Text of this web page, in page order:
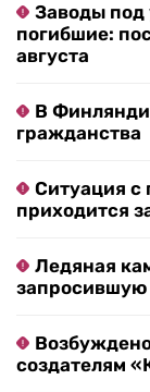
Заводы под
погибшие:
августа
В
гражданства
Ситуация с
приходится
Ледяная
создателям